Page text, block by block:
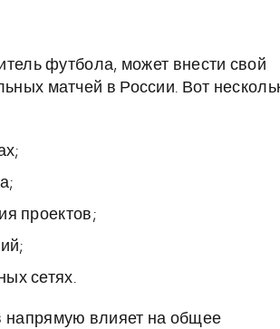
футбола, может внести свой
матчей в России. Вот
проектов;
сетях.
напрямую влияет на общее